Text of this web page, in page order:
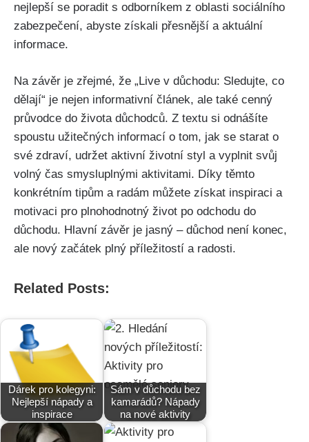
nejlepší se poradit s odborníkem z oblasti sociálního
zabezpečení, abyste získali přesnější a aktuální
informace.
Na závěr je zřejmé, že „Live v důchodu: Sledujte, co
dělají“ je nejen informativní článek, ale také cenný
průvodce do života důchodců. Z textu si odnášíte
spoustu užitečných informací o tom, jak se starat o
své zdraví, udržet aktivní životní styl a vyplnit svůj
volný čas smysluplnými aktivitami. Díky těmto
konkrétním tipům a radám můžete získat inspiraci a
motivaci pro plnohodnotný život po odchodu do
důchodu. Hlavní závěr je jasný – důchod není konec,
ale nový začátek plný příležitostí a radosti.
Related Posts:
Dárek pro kolegyni:
Nejlepší nápady a
inspirace
Sám v důchodu bez
kamarádů? Nápady
na nové aktivity